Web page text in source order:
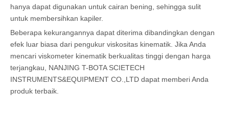
hanya dapat digunakan untuk cairan bening, sehingga sulit
untuk membersihkan kapiler.
Beberapa kekurangannya dapat diterima dibandingkan dengan
efek luar biasa dari pengukur viskositas kinematik. Jika Anda
mencari viskometer kinematik berkualitas tinggi dengan harga
terjangkau, NANJING T-BOTA SCIETECH
INSTRUMENTS&EQUIPMENT CO.,LTD dapat memberi Anda
produk terbaik.